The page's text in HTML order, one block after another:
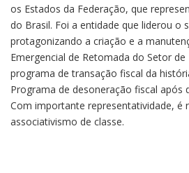
os Estados da Federação, que
do Brasil. Foi a entidade que liderou o
protagonizando a criação e a
Emergencial de Retomada do Setor de
programa de transação fiscal da
Programa de desoneração fiscal após
Com importante representatividade, é
associativismo de classe.